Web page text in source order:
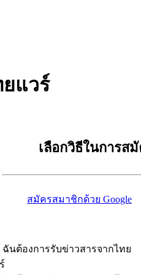
แวร์
เลือกวิธีในการส
สมัครสมาชิกด้วย Google
ฉันต้องการรับข่าวสารจากไทย